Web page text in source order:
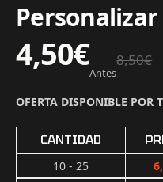
4,50€Antes
8,50€
OFERTA DISPONIBLE POR
CANTIDAD
10 - 25